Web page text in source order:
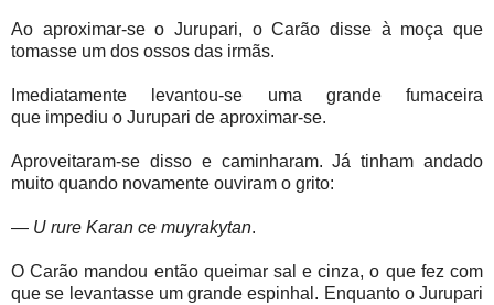
Ao aproximar-se o Jurupari, o Carão disse à moça que
tomasse um dos ossos das irmãs.
Imediatamente levantou-se uma grande
fumaceira
que impediu o Jurupari de aproximar-se.
Aproveitaram-se disso e caminharam. Já tinham andado
muito quando novamente ouviram o grito:
— U rure Karan ce muyrakytan.
O Carão mandou então queimar sal e cinza, o que fez com
que se levantasse um grande espinhal. Enquanto o Jurupari